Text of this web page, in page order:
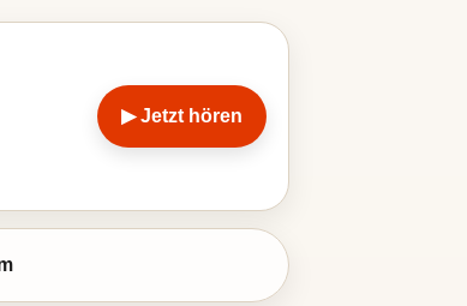
▶ Jetzt hören